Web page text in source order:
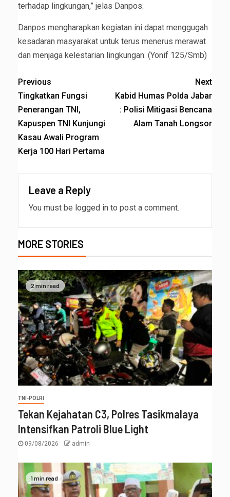
terhadap lingkungan,” jelas Danpos.
Danpos mengharapkan kegiatan ini dapat menggugah
kesadaran masyarakat untuk terus menerus merawat
dan menjaga kelestarian lingkungan. (Yonif 125/Smb)
Previous
Tingkatkan Fungsi
Penerangan TNI,
Kapuspen TNI Kunjungi
Kasau Awali Program
Kerja 100 Hari Pertama
Next
Kabid Humas Polda Jabar
: Polisi Mitigasi Bencana
Alam Tanah Longsor
Leave a Reply
You must be logged in to post a comment.
MORE STORIES
2 min read
TNI-POLRI
Tekan Kejahatan C3, Polres Tasikmalaya
Intensifkan Patroli Blue Light
09/08/2026 admin
1 min read